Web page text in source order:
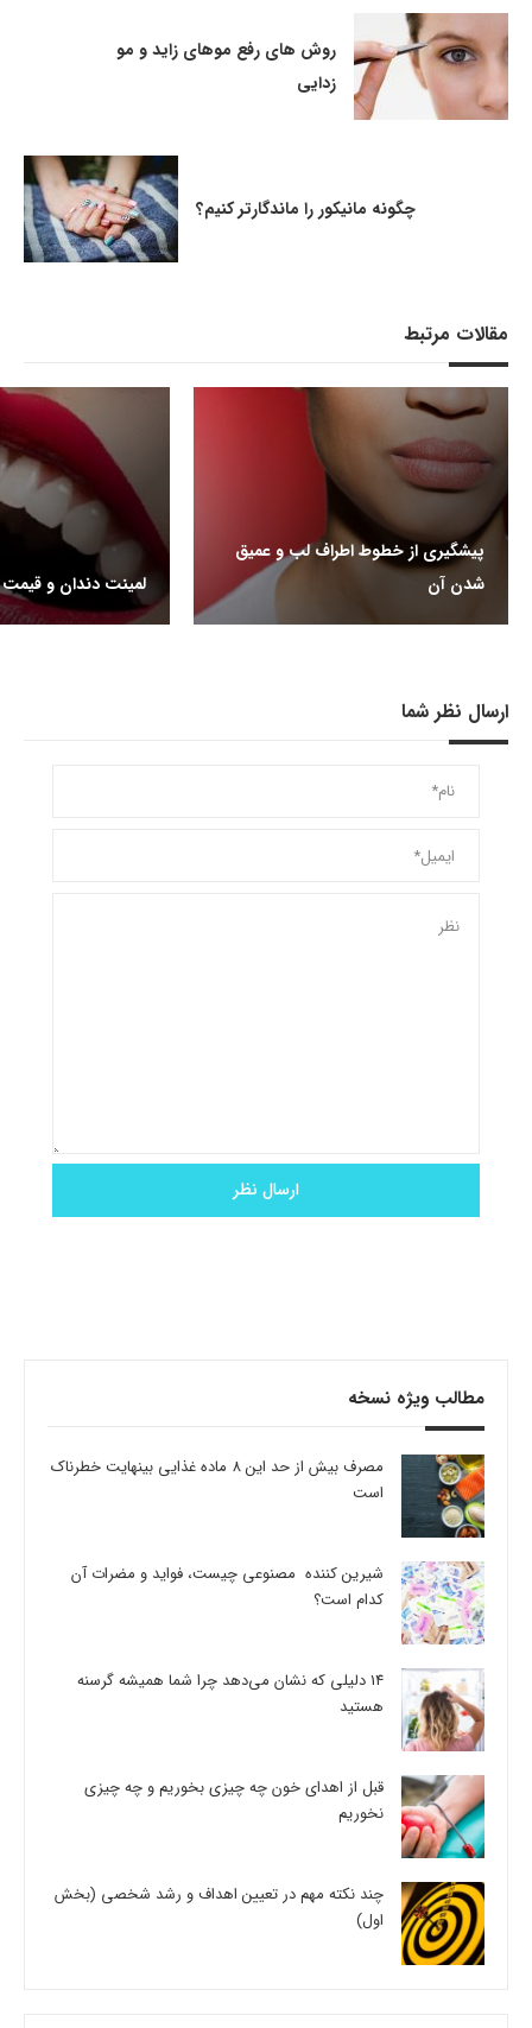
روش های رفع موهای زاید و مو
زدایی
چگونه مانیکور را ماندگارتر کنیم؟
مقالات مرتبط
پیشگیری از خطوط اطراف لب و عمیق
شدن آن
لمینت دندان و
ارسال نظر شما
مطالب ویژه نسخه
مصرف بیش از حد این 8 ماده غذایی بینهایت خطرناک
است
شیرین کننده مصنوعی چیست، فواید و مضرات آن
کدام است؟
14 دلیلی که نشان می‌دهد چرا شما همیشه گرسنه
هستید
قبل از اهدای خون چه چیزی بخوریم و چه چیزی
نخوریم
چند نکته مهم در تعیین اهداف و رشد شخصی (بخش
اول)